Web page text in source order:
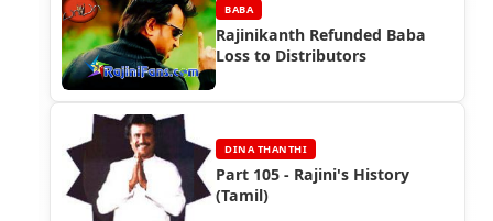
BABA
Rajinikanth Refunded Baba
Loss to Distributors
DINA THANTHI
Part 105 - Rajini's History
(Tamil)